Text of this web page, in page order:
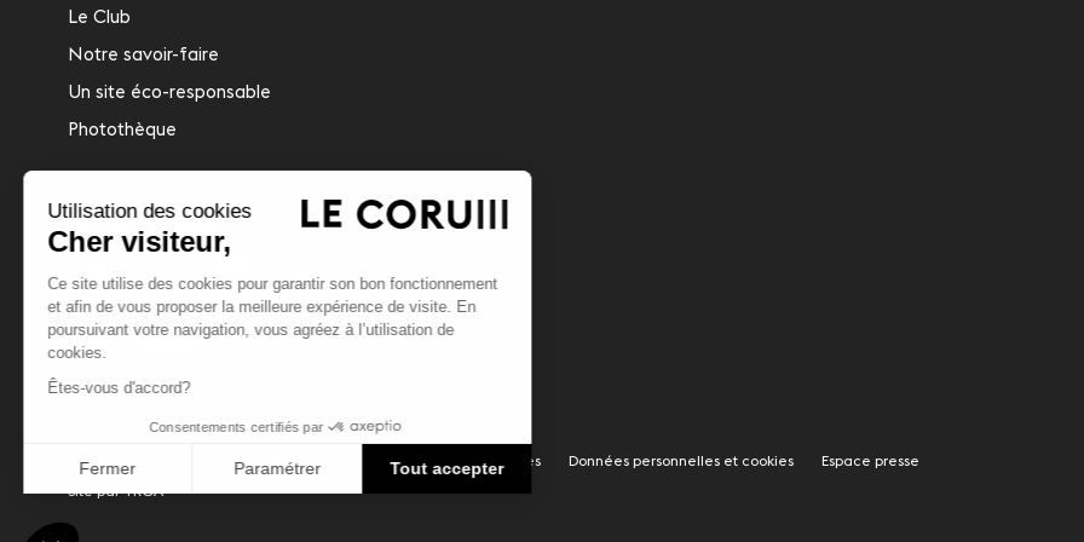
Le Club
Notre savoir-faire
Un site éco-responsable
Photothèque
NOS PARTENAIRES
© 2020 Montpellier events, tous droits réservés Mentions légales Données personnelles et cookies
Espace presse
Site parTROA
Utilisation des cookies
Cher visiteur,
Ce site utilise des cookies pour garantir son bon fonctionnement
et afin de vous proposer la meilleure expérience de visite. En
poursuivant votre navigation, vous agréez à l’utilisation de
cookies.
Êtes-vous d'accord?
Consentements certifiés par
Fermer Paramétrer Tout accepter
Plateforme de Gestion du Consentement : Personnalisez vos Options
Notre plateforme vous permet d'adapter et de gérer vos paramètres de confidentialité, en garantissant la conformité avec les réglementations. Personnalisez vos préférences pour contrôler